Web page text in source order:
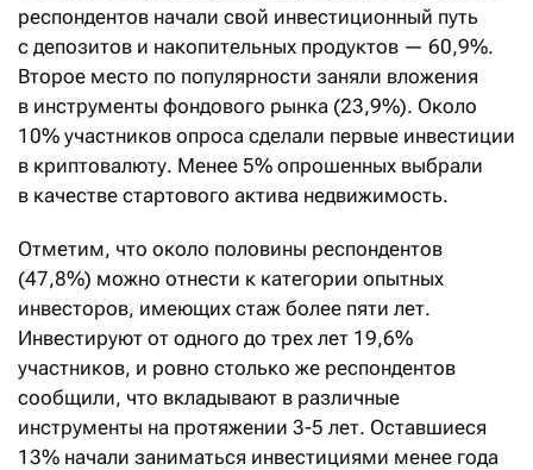
респондентов начали свой инвестиционный путь
с депозитов и накопительных продуктов — 60,9%.
Второе место по популярности заняли вложения
в инструменты фондового рынка (23,9%). Около
10% участников опроса сделали первые инвестиции
в криптовалюту. Менее 5% опрошенных выбрали
в качестве стартового актива недвижимость.
Отметим, что около половины респондентов
(47,8%) можно отнести к категории опытных
инвесторов, имеющих стаж более пяти лет.
Инвестируют от одного до трех лет 19,6%
участников, и ровно столько же респондентов
сообщили, что вкладывают в различные
инструменты на протяжении 3-5 лет. Оставшиеся
13% начали заниматься инвестициями менее года